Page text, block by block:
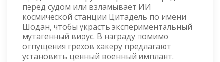
перед судом или взламывает ИИ
космической станции Цитадель по имени
Шодан, чтобы украсть экспериментальный
мутагенный вирус. В награду помимо
отпущения грехов хакеру предлагают
установить ценный военный имплант.